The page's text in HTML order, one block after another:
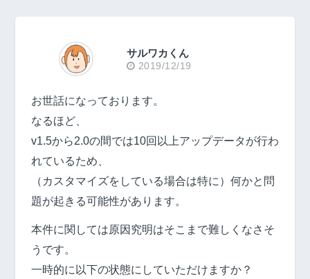
サルワカくん
2019/12/19
お世話になっております。
なるほど、
v1.5から2.0の間では10回以上アップデータが行わ
れているため、
（カスタマイズをしている場合は特に）何かと問
題が起きる可能性があります。
本件に関しては原因究明はそこまで難しくなさそ
うです。
一時的に以下の状態にしていただけますか？